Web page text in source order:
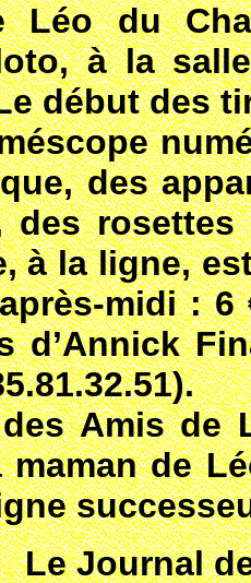
Léo du
à la
début des
des
des
à la ligne,
midi :
d’Annick
Amis de
de
Le Journal